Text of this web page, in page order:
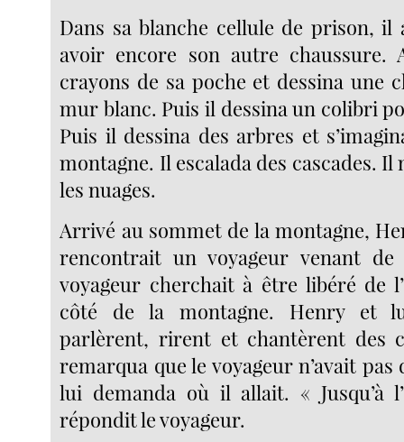
Dans sa blanche cellule de prison, il
avoir encore son autre
crayons de sa poche et dessina une
mur blanc. Puis il dessina un colibri
Puis il dessina des arbres et
montagne. Il escalada des cascades.
les nuages.
Arrivé au sommet de la montagne,
rencontrait un voyageur venant de
voyageur cherchait à être libéré de
côté de la montagne. Henry et
parlèrent, rirent et chantèrent des
remarqua que le voyageur n’avait pas
lui demanda où il allait. « Jusqu’à
répondit le voyageur.